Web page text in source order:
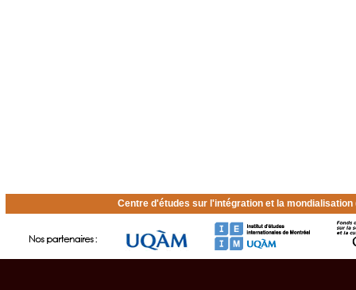
Centre d'études sur l'intégration et la mondialisation